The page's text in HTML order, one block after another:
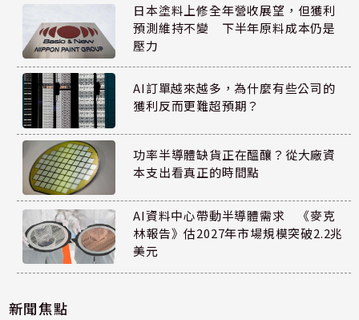
日本塗料上修全年營收展望，但獲利
預測維持不變 下半年原料成本仍是
壓力
AI訂單越來越多，為什麼有些公司的
獲利反而更難超預期？
功率半導體缺貨正在醞釀？從大廠資
本支出看真正的時間點
AI資料中心帶動半導體需求 《麥克
林報告》估2027年市場規模突破2.2兆
美元
新聞焦點